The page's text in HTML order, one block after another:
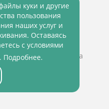
сайта защищена
сайта
данных
куки и другие
пользования
наших услуг и
Оставаясь
с условиями
Подробнее.